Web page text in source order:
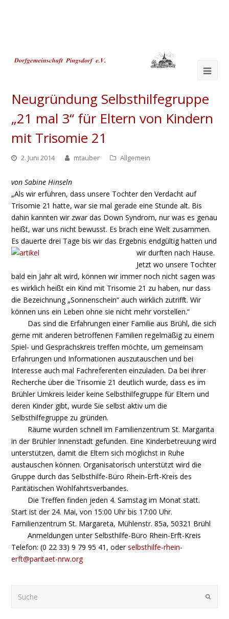
Neugründung Selbsthilfegruppe
„21 mal 3“ für Eltern von Kindern
mit Trisomie 21
2. Juni 2014 mtauber Allgemein
von Sabine Hinseln
„Als wir erfuhren, dass unsere Tochter den Verdacht auf
Trisomie 21 hatte, war sie mal gerade eine Stunde alt. Bis
dahin kannten wir zwar das Down Syndrom, nur was es genau
heißt, war uns nicht bewusst. Es brach eine Welt zusammen.
Es dauerte drei Tage bis wirdas Ergebnis endgültig hatten und
wir durften nach Hause.
Jetzt wo unsere Tochter
bald ein Jahr alt wird, können wir immer noch nicht sagen was
es wirklich heißt ein Kind mit Trisomie 21 zu haben, nur dass
die Bezeichnung „Sonnenschein“ auch wirklich zutrifft. Wir
können uns ein Leben ohne sie nicht mehr vorstellen.“
Das sind die Erfahrungen einer Familie aus Brühl, die sich
gerne mit anderen betroffenen Familien regelmäßig zu einem
Spiel- und Gesprächskreis treffen möchte, um gemeinsam
Erfahrungen und Informationen auszutauschen und bei
Interesse auch mal Fachreferenten einzuladen. Da bei ihrer
Recherche über die Trisomie 21 deutlich wurde, dass es im
Brühler Umkreis leider keine Selbsthilfegruppe für Eltern und
deren Kinder gibt, wurde Sie selbst aktiv um die
Selbsthilfegruppe zu gründen.
Räume wurden schnell im Familienzentrum St. Margarita
in der Brühler Innenstadt gefunden. Eine Kinderbetreuung wird
unterstützen, damit die Eltern sich möglichst in Ruhe
austauschen können. Organisatorisch unterstützt wird die
Gruppe durch das Selbsthilfe-Büro Rhein-Erft-Kreis des
Paritätischen Wohlfahrtsverbandes.
Die Treffen finden jeden 4. Samstag im Monat statt.
Start ist der 24. Mai, von 15:00 Uhr bis 17:00 Uhr.
Familienzentrum St. Margareta, Mühlenstr. 85a, 50321 Brühl
Anmeldungen unter Selbsthilfe-Büro Rhein-Erft-Kreis
Telefon: (0 22 33) 9 79 95 41, oderselbsthilfe-rhein-
erft@paritaet-nrw.org
Submit